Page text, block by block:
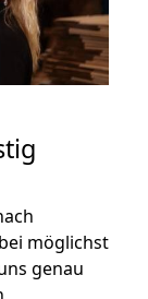
möglichst
genau